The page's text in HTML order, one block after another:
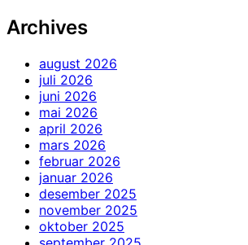
Archives
august 2026
juli 2026
juni 2026
mai 2026
april 2026
mars 2026
februar 2026
januar 2026
desember 2025
november 2025
oktober 2025